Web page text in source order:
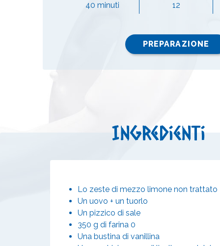
40 minuti 12
PREPARAZIONE
Ingredienti
Lo zeste di mezzo limone non trattato
Un uovo + un tuorlo
Un pizzico di sale
350 g di farina 0
Una bustina di vanillina